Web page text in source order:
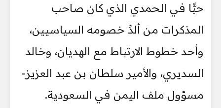
حبًّا في الحمدي الذي كان صاحب
المذكرات من ألدِّ خصومه السياسيين،
وأحد خطوط الارتباط مع الهديان، وخالد
السديري، والأمير سلطان بن عبد العزيز-
مسؤول ملف اليمن في السعودية.